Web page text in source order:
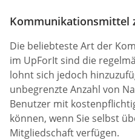
Kommunikationsmittel
Die beliebteste Art der
im UpForIt sind die
lohnt sich jedoch
unbegrenzte Anzahl von
Benutzer mit
können, wenn Sie selbst
Mitgliedschaft verfügen.